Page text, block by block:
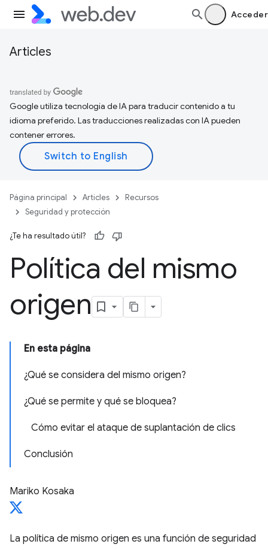
Acceder
Articles
Google utiliza tecnología de IA para traducir contenido a tu
idioma preferido. Las traducciones realizadas con IA pueden
contener errores.
Página principal Articles
Recursos
Seguridad y protección
¿Te ha resultado útil?
Política del mismo
origen
En esta página
¿Qué se considera del mismo origen?
¿Qué se permite y qué se bloquea?
Cómo evitar el ataque de suplantación de clics
Conclusión
Mariko Kosaka
La política de mismo origen es una función de seguridad